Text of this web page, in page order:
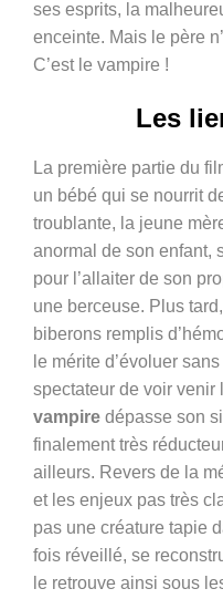
ses esprits, la
enceinte. Mais le père
C’est le vampire !
Les
La première partie du
un bébé qui se nourrit
troublante, la jeune
anormal de son enfant,
pour l’allaiter de son
une berceuse. Plus
biberons remplis
le mérite d’évoluer
spectateur de voir venir
vampire dépasse son
finalement très
ailleurs. Revers de la
et les enjeux pas très
pas une créature tapie
fois réveillé, se
le retrouve ainsi sous